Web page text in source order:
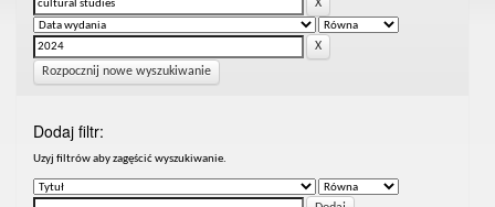
Rozpocznij nowe wyszukiwanie
Dodaj filtr:
Uzyj filtrów aby zagęścić wyszukiwanie.